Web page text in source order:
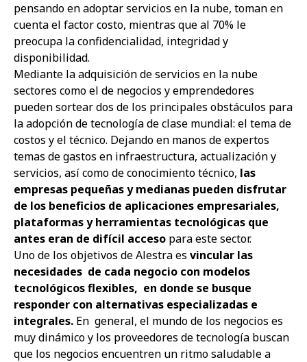
pensando en adoptar servicios en la nube, toman en
cuenta el factor costo, mientras que al 70% le
preocupa la confidencialidad, integridad y
disponibilidad.
Mediante la adquisición de servicios en la nube
sectores como el de negocios y emprendedores
pueden sortear dos de los principales obstáculos para
la adopción de tecnología de clase mundial: el tema de
costos y el técnico. Dejando en manos de expertos
temas de gastos en infraestructura, actualización y
servicios, así como de conocimiento técnico, las
empresas pequeñas y medianas pueden disfrutar
de los beneficios de aplicaciones empresariales,
plataformas y herramientas tecnológicas que
antes eran de difícil acceso para este sector.
Uno de los objetivos de Alestra es vincular las
necesidades de cada negocio con modelos
tecnológicos flexibles, en donde se busque
responder con alternativas especializadas e
integrales. En general, el mundo de los negocios es
muy dinámico y los proveedores de tecnología buscan
que los negocios encuentren un ritmo saludable a